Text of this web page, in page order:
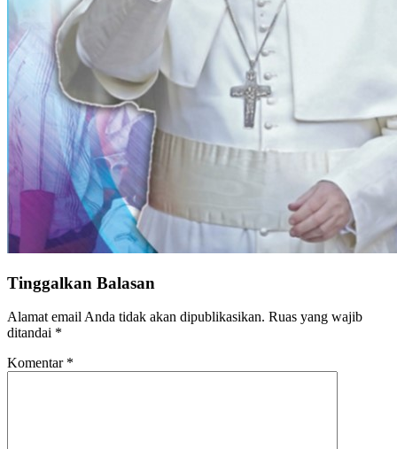
Tinggalkan Balasan
Alamat email Anda tidak akan dipublikasikan. Ruas yang wajib
ditandai *
Komentar *